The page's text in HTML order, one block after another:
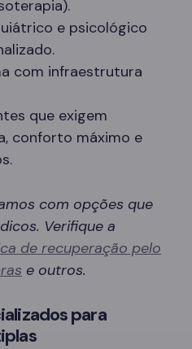
e psicológico
com infraestrutura
que exigem
conforto máximo e
com opções que
Verifique a
de recuperação pelo
e outros.
para